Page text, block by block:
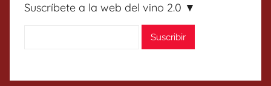
Suscríbete a la web del vino 2.0 ▼